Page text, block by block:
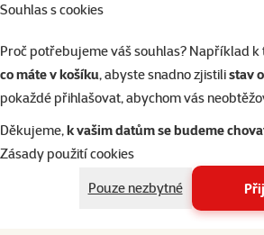
Souhlas s cookies
Proč potřebujeme váš souhlas? Například k
co máte v košíku, abyste snadno zjistilistav
pokaždé přihlašovat, abychom vás
Děkujeme,k vašim datům se budeme
Zásady použití cookies
Pouze nezbytné